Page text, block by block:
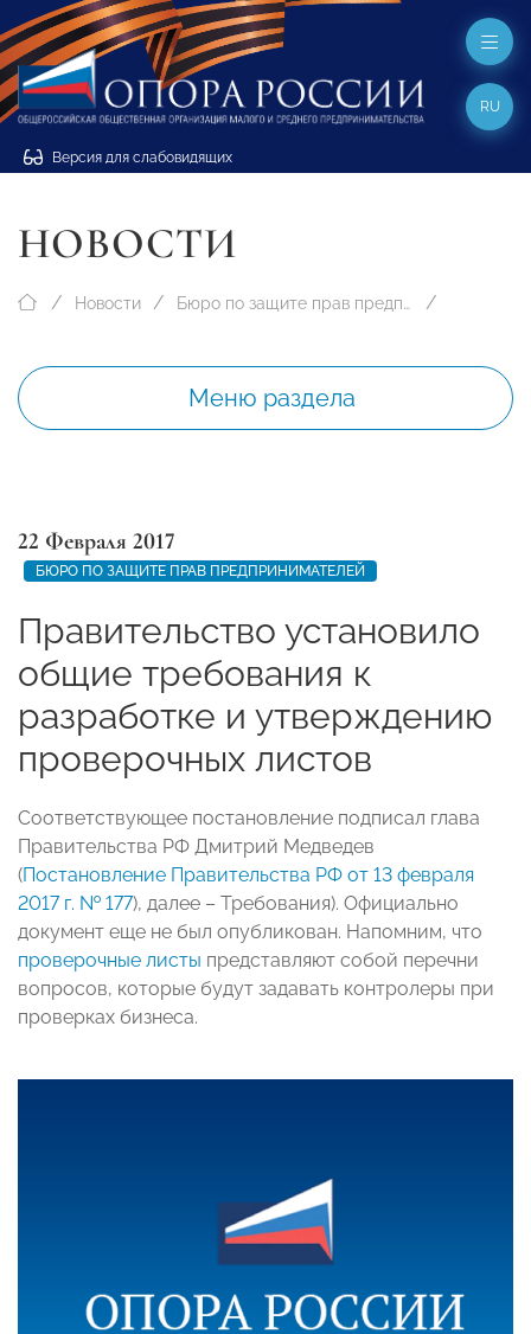
Версия для слабовидящих
RU
НОВОСТИ
Новости Бюро по защите прав предпринимателей
Меню раздела
22 Февраля 2017
БЮРО ПО ЗАЩИТЕ ПРАВ ПРЕДПРИНИМАТЕЛЕЙ
Правительство установило
общие требования к
разработке и утверждению
проверочных листов
Соответствующее постановление подписал глава
Правительства РФ Дмитрий Медведев
(Постановление Правительства РФ от 13 февраля
2017 г. № 177), далее – Требования). Официально
документ еще не был опубликован. Напомним, что
проверочные листы представляют собой перечни
вопросов, которые будут задавать контролеры при
проверках бизнеса.